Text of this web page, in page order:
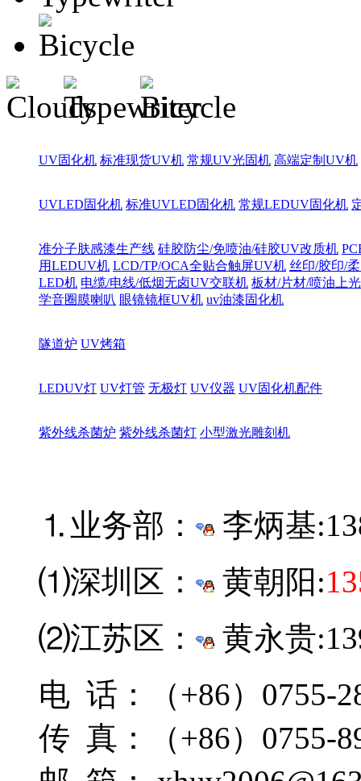
UV固化机 标准现货UV机 常规UV光固机 高端定制UV机
UVLED固化机 标准UVLED固化机 常规LEDUV固化机
准分子肤感漆生产线 硅胶防尘/免喷油/硅胶UV改质机
用LEDUV机 LCD/TP/OCA全贴合触屏UV机 丝印/胶印/
LED机 电缆/电线/低烟无卤UV交联机 板材/片材/喷油上
学音圈膜喇叭 眼镜镜框UV机 uv油漆固化机
隧道炉 UV烤箱
LEDUV灯 UV灯管 无极灯 UV仪器 UV固化机配件
紫外线杀菌炉 紫外线杀菌灯 小型激光雕刻机
⒈业务部： 李炳基:
⑴深圳区：
黄朝阳:
⑵江苏区：
黄永贵
电 话：（+86）0755-
传 真：（+86）0755-